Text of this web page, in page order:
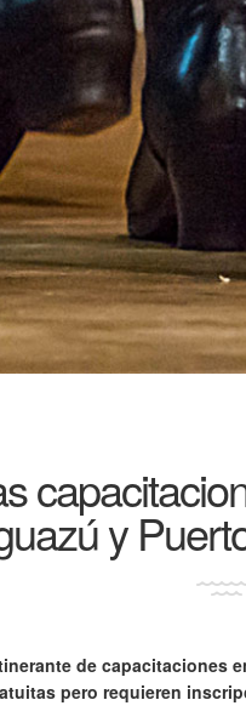
y
de capacitaciones
pero requieren